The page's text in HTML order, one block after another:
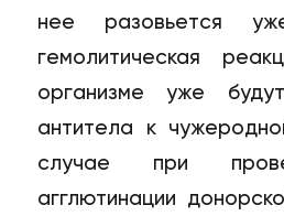
нее разовьется
гемолитическая
организме уже
антитела к
случае при
агглютинации